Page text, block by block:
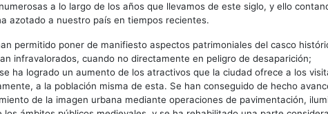
a lo largo de los años que llevamos de este siglo, y ello
azotado a nuestro país en tiempos recientes.
permitido poner de manifiesto aspectos patrimoniales del casco
infravalorados, cuando no directamente en peligro de desaparición;
ha logrado un aumento de los atractivos que la ciudad ofrece a los
a la población misma de esta. Se han conseguido de hecho
de la imagen urbana mediante operaciones de pavimentación,